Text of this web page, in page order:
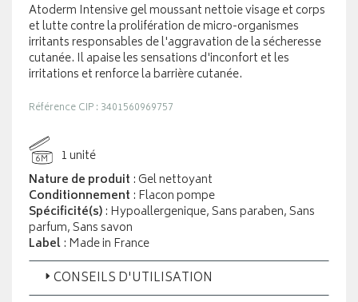
Atoderm Intensive gel moussant nettoie visage et corps
et lutte contre la prolifération de micro-organismes
irritants responsables de l'aggravation de la sécheresse
cutanée. Il apaise les sensations d'inconfort et les
irritations et renforce la barrière cutanée.
Référence CIP : 3401560969757
6M
1 unité
Nature de produit : Gel nettoyant
Conditionnement : Flacon pompe
Spécificité(s): Hypoallergenique, Sans paraben, Sans
parfum, Sans savon
Label: Made in France
CONSEILS D'UTILISATION